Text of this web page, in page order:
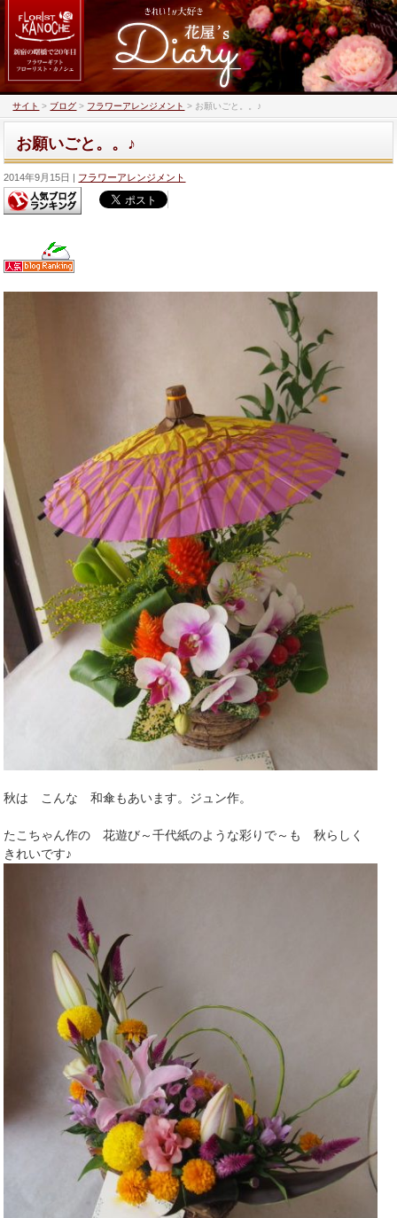
サイト > ブログ > フラワーアレンジメント > お願いごと。。♪
お願いごと。。♪
2014年9月15日 フラワーアレンジメント
秋は こんな 和傘もあいます。ジュン作。
たこちゃん作の 花遊び～千代紙のような彩りで～も 秋らしく
きれいです♪